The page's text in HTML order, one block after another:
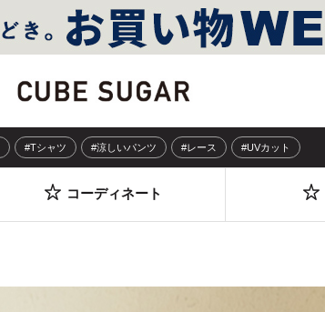
#Tシャツ #涼しいパンツ #レース #UVカット
コーディネート